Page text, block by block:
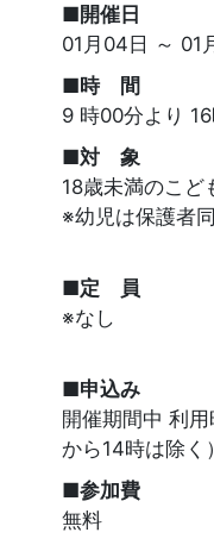
■開催日
01月04日 ～ 01
■時 間
9 時00分より
■対 象
18歳未満のこど
※幼児は保護者
■定 員
※なし
■申込み
開催期間中 利
から14時は除く
■参加費
無料